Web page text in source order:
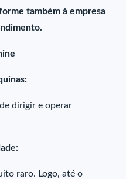
também à empresa
dirigir e operar
raro. Logo, até o